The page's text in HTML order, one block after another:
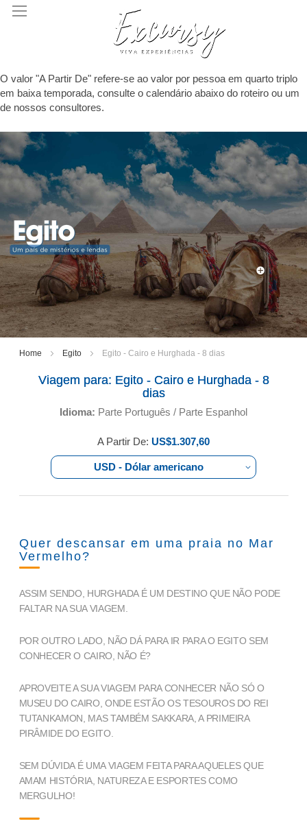
O valor "A Partir De" refere-se ao valor por pessoa em quarto triplo
em baixa temporada, consulte o calendário abaixo do roteiro ou um
de nossos consultores.
Home Egito Egito - Cairo e Hurghada - 8 dias
Viagem para: Egito - Cairo e Hurghada - 8
dias
Idioma: Parte Português / Parte Espanhol
A Partir De: US$1.307,60
USD - Dólar americano
Quer descansar em uma praia no Mar
Vermelho?
ASSIM SENDO, HURGHADA É UM DESTINO QUE NÃO PODE
FALTAR NA SUA VIAGEM.
POR OUTRO LADO, NÃO DÁ PARA IR PARA O EGITO SEM
CONHECER O CAIRO, NÃO É?
APROVEITE A SUA VIAGEM PARA CONHECER NÃO SÓ O
MUSEU DO CAIRO, ONDE ESTÃO OS TESOUROS DO REI
TUTANKAMON, MAS TAMBÉM SAKKARA, A PRIMEIRA
PIRÂMIDE DO EGITO.
SEM DÚVIDA É UMA VIAGEM FEITA PARA AQUELES QUE
AMAM HISTÓRIA, NATUREZA E ESPORTES COMO
MERGULHO!